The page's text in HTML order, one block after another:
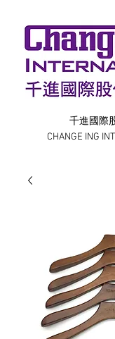
千進國際
CHANGE ING